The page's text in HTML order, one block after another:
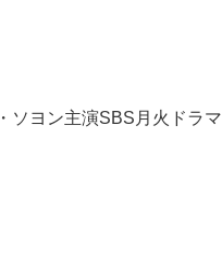
ソヨン主演SBS月火ドラマ